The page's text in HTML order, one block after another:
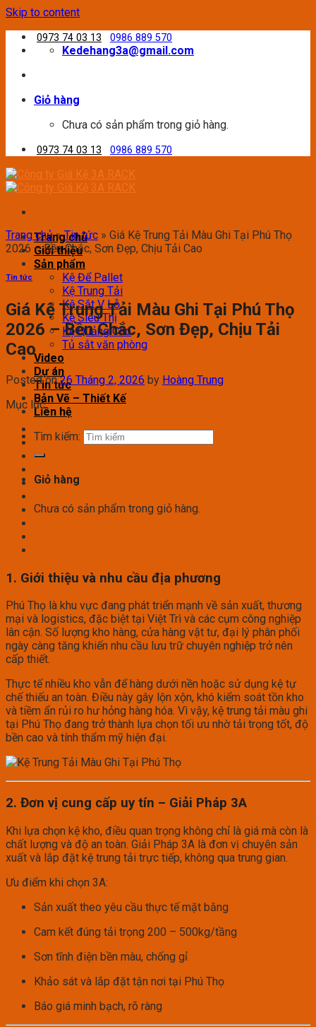
Skip to content
0973 74 03 13 0986 889 570
Kedehang3a@gmail.com
Giỏ hàng
Chưa có sản phẩm trong giỏ hàng.
0973 74 03 13 0986 889 570
Trang chủ
Giới thiệu
Sản phẩm
Kệ Để Pallet
Kệ Trung Tải
Kệ Sắt V Lỗ
Kệ Siêu Thị
Kệ Quảng Cáo
Tủ sắt văn phòng
Video
Dự án
Tin tức
Bản Vẽ – Thiết Kế
Liên hệ
Tìm kiếm:
Giỏ hàng
Chưa có sản phẩm trong giỏ hàng.
Trang chủ»Tin tức » Giá Kệ Trung Tải Màu Ghi Tại Phú Thọ
2026 – Bền Chắc, Sơn Đẹp, Chịu Tải Cao
Tin tức
Giá Kệ Trung Tải Màu Ghi Tại Phú Thọ
2026 – Bền Chắc, Sơn Đẹp, Chịu Tải
Cao
Posted on26 Tháng 2, 2026 by Hoàng Trung
Mục lục
1. Giới thiệu và nhu cầu địa phương
Phú Thọ là khu vực đang phát triển mạnh về sản xuất, thương
mại và logistics, đặc biệt tại Việt Trì và các cụm công nghiệp
lân cận. Số lượng kho hàng, cửa hàng vật tư, đại lý phân phối
ngày càng tăng khiến nhu cầu lưu trữ chuyên nghiệp trở nên
cấp thiết.
Thực tế nhiều kho vẫn để hàng dưới nền hoặc sử dụng kệ tự
chế thiếu an toàn. Điều này gây lộn xộn, khó kiểm soát tồn kho
và tiềm ẩn rủi ro hư hỏng hàng hóa. Vì vậy, kệ trung tải màu ghi
tại Phú Thọ đang trở thành lựa chọn tối ưu nhờ tải trọng tốt, độ
bền cao và tính thẩm mỹ hiện đại.
2. Đơn vị cung cấp uy tín – Giải Pháp 3A
Khi lựa chọn kệ kho, điều quan trọng không chỉ là giá mà còn là
chất lượng và độ an toàn. Giải Pháp 3A là đơn vị chuyên sản
xuất và lắp đặt kệ trung tải trực tiếp, không qua trung gian.
Ưu điểm khi chọn 3A:
Sản xuất theo yêu cầu thực tế mặt bằng
Cam kết đúng tải trọng 200 – 500kg/tầng
Sơn tĩnh điện bền màu, chống gỉ
Khảo sát và lắp đặt tận nơi tại Phú Thọ
Báo giá minh bạch, rõ ràng